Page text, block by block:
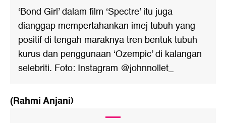
‘Bond Girl’ dalam film ‘Spectre’ itu juga
dianggap mempertahankan imej tubuh yang
positif di tengah maraknya tren bentuk tubuh
kurus dan penggunaan ‘Ozempic’ di kalangan
selebriti. Foto: Instagram @johnnollet_
(Rahmi Anjani)